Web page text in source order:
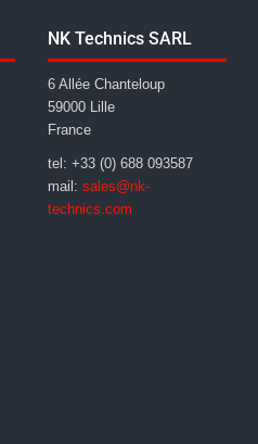
NK Technics SARL
6 Allée Chanteloup
59000 Lille
France
tel: +33 (0) 688 093587
mail: sales@nk-
technics.com